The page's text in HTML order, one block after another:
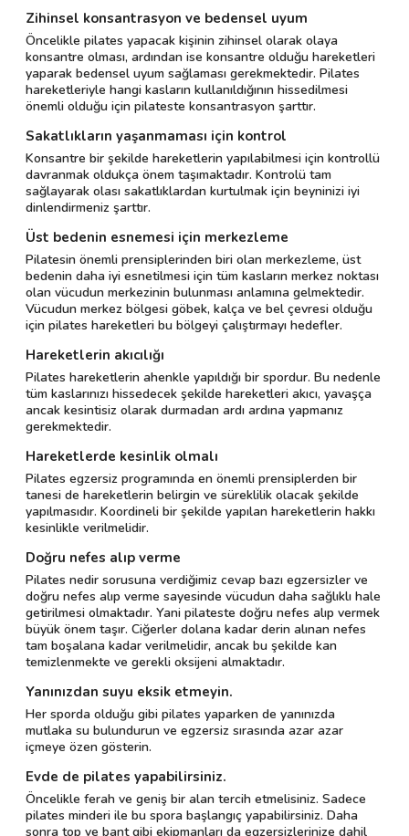
Zihinsel konsantrasyon ve bedensel uyum
Öncelikle pilates yapacak kişinin zihinsel olarak olaya
konsantre olması, ardından ise konsantre olduğu hareketleri
yaparak bedensel uyum sağlaması gerekmektedir. Pilates
hareketleriyle hangi kasların kullanıldığının hissedilmesi
önemli olduğu için pilateste konsantrasyon şarttır.
Sakatlıkların yaşanmaması için kontrol
Konsantre bir şekilde hareketlerin yapılabilmesi için kontrollü
davranmak oldukça önem taşımaktadır. Kontrolü tam
sağlayarak olası sakatlıklardan kurtulmak için beyninizi iyi
dinlendirmeniz şarttır.
Üst bedenin esnemesi için merkezleme
Pilatesin önemli prensiplerinden biri olan merkezleme, üst
bedenin daha iyi esnetilmesi için tüm kasların merkez noktası
olan vücudun merkezinin bulunması anlamına gelmektedir.
Vücudun merkez bölgesi göbek, kalça ve bel çevresi olduğu
için pilates hareketleri bu bölgeyi çalıştırmayı hedefler.
Hareketlerin akıcılığı
Pilates hareketlerin ahenkle yapıldığı bir spordur. Bu nedenle
tüm kaslarınızı hissedecek şekilde hareketleri akıcı, yavaşça
ancak kesintisiz olarak durmadan ardı ardına yapmanız
gerekmektedir.
Hareketlerde kesinlik olmalı
Pilates egzersiz programında en önemli prensiplerden bir
tanesi de hareketlerin belirgin ve süreklilik olacak şekilde
yapılmasıdır. Koordineli bir şekilde yapılan hareketlerin hakkı
kesinlikle verilmelidir.
Doğru nefes alıp verme
Pilates nedir sorusuna verdiğimiz cevap bazı egzersizler ve
doğru nefes alıp verme sayesinde vücudun daha sağlıklı hale
getirilmesi olmaktadır. Yani pilateste doğru nefes alıp vermek
büyük önem taşır. Ciğerler dolana kadar derin alınan nefes
tam boşalana kadar verilmelidir, ancak bu şekilde kan
temizlenmekte ve gerekli oksijeni almaktadır.
Yanınızdan suyu eksik etmeyin.
Her sporda olduğu gibi pilates yaparken de yanınızda
mutlaka su bulundurun ve egzersiz sırasında azar azar
içmeye özen gösterin.
Evde de pilates yapabilirsiniz.
Öncelikle ferah ve geniş bir alan tercih etmelisiniz. Sadece
pilates minderi ile bu spora başlangıç yapabilirsiniz. Daha
sonra top ve bant gibi ekipmanları da egzersizlerinize dahil